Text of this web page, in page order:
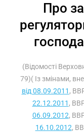
Про
(Відомості
79)( Із змінами,
від 08.09.2011 ,
22.12.2011 ,
06.09.2012,
16.10.2012,